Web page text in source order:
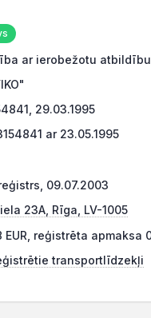
ar ierobežotu atbildību
29.03.1995
ar 23.05.1995
09.07.2003
23A, Rīga, LV-1005
EUR, reģistrēta apmaksa
transportlīdzekļi